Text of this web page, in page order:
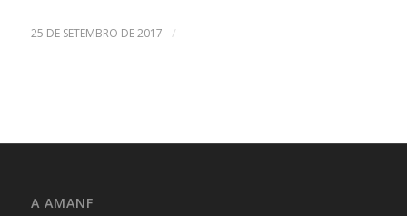
25 DE SETEMBRO DE 2017 /
A AMANF